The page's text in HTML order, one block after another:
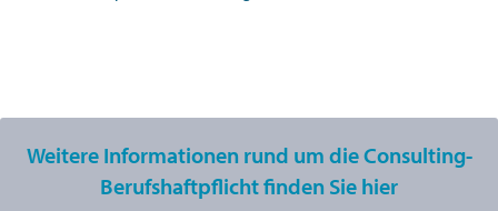
Weitere Informationen rund um die Consulting-
Berufshaftpflicht finden Sie hier